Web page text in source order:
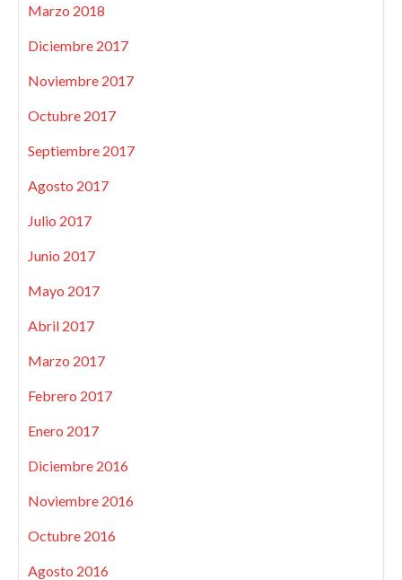
Marzo 2018
Diciembre 2017
Noviembre 2017
Octubre 2017
Septiembre 2017
Agosto 2017
Julio 2017
Junio 2017
Mayo 2017
Abril 2017
Marzo 2017
Febrero 2017
Enero 2017
Diciembre 2016
Noviembre 2016
Octubre 2016
Agosto 2016